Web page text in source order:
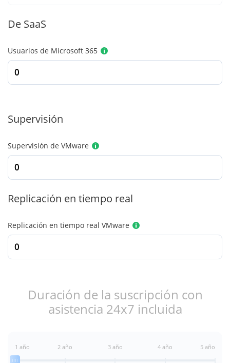
De SaaS
Usuarios de Microsoft 365
Supervisión
Supervisión de VMware
Replicación en tiempo real
Replicación en tiempo real VMware
Duración de la suscripción con
asistencia 24x7 incluida
1 año 2 año 3 año 4 año 5 año